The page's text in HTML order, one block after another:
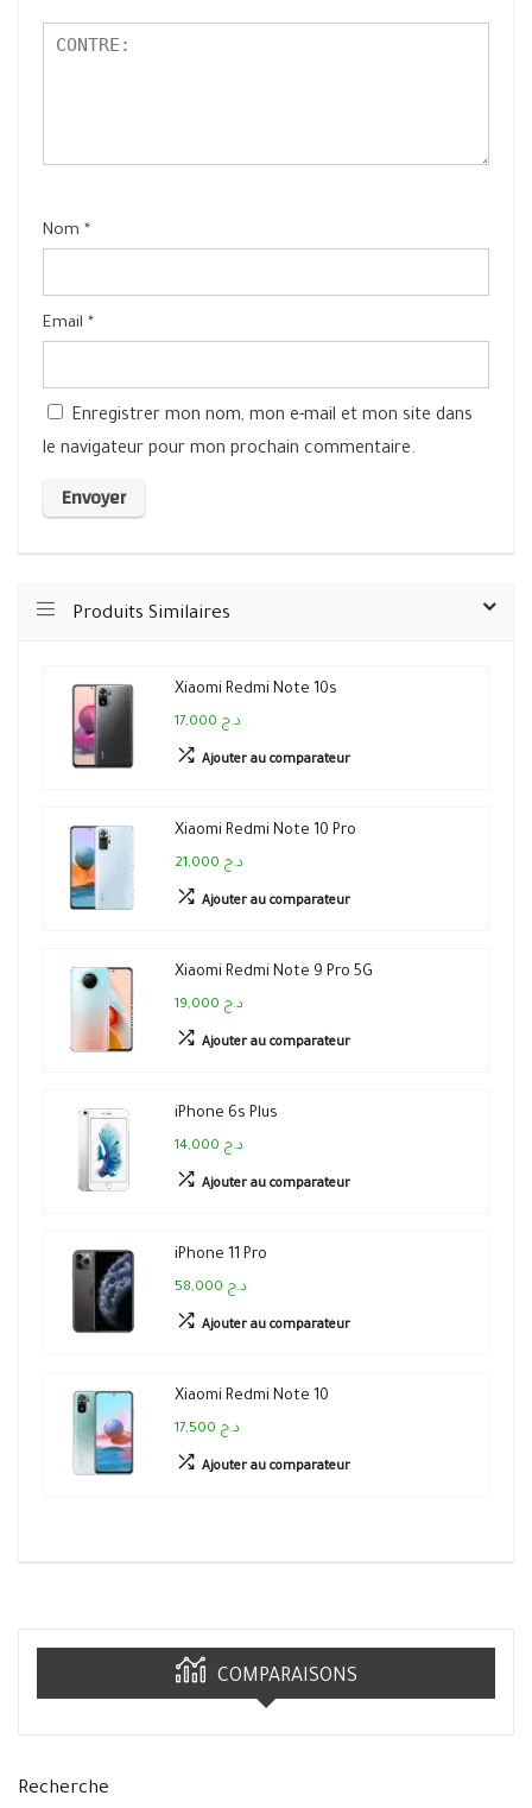
Nom *
Email *
Enregistrer mon nom, mon e-mail et mon site dans
le navigateur pour mon prochain commentaire.
Produits Similaires
Xiaomi Redmi Note 10s
17,000 د.ج
Ajouter au comparateur
Xiaomi Redmi Note 10 Pro
21,000 د.ج
Ajouter au comparateur
Xiaomi Redmi Note 9 Pro 5G
19,000 د.ج
Ajouter au comparateur
iPhone 6s Plus
14,000 د.ج
Ajouter au comparateur
iPhone 11 Pro
58,000 د.ج
Ajouter au comparateur
Xiaomi Redmi Note 10
17,500 د.ج
Ajouter au comparateur
COMPARAISONS
Recherche